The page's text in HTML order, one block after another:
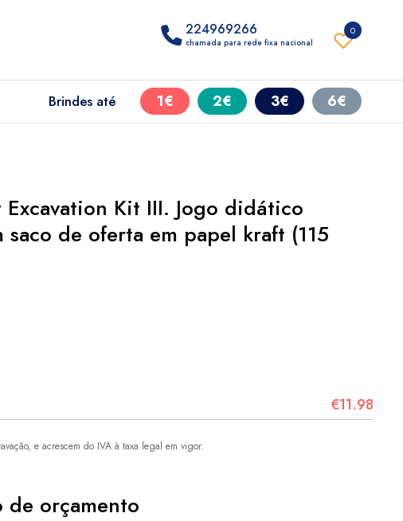
0
224969266
chamada para rede fixa nacional
Brindes até 1€ 2€ 3€ 6€
Kit III. Jogo didático
de oferta em papel kraft (115
€11.98
e acrescem do IVA à taxa legal em vigor.
orçamento